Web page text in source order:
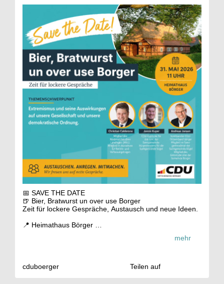
📅 SAVE THE DATE
🍺 Bier, Bratwurst un over use Borger
Zeit für lockere Gespräche, Austausch und neue Ideen.
📍 Heimathaus Börger
Extremismus und seine Auswirkungen auf unsere
Gesellschaft und unsere demokratische Ordnung.
mehr
cduboerger Teilen auf